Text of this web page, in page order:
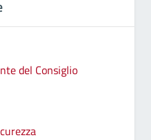
del Consiglio